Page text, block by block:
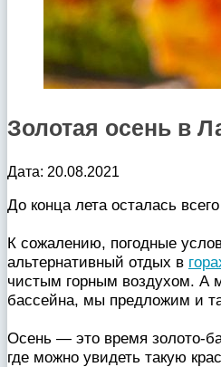
Золотая осень в
Дата: 20.08.2021
До конца лета осталась
К сожалению, погодные
альтернативный отдых в
чистым горным воздухом. А
бассейна, мы предложим и
Осень — это время золото-
где можно увидеть такую